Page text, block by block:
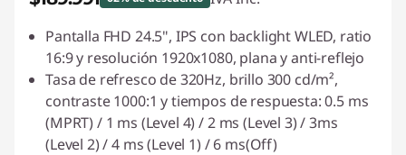
Ahorros instantáneos :-$310.000
Pantalla FHD 24.5", IPS con backlight WLED, ratio
16:9 y resolución 1920x1080, plana y anti-reflejo
Tasa de refresco de 320Hz, brillo 300 cd/m²,
contraste 1000:1 y tiempos de respuesta: 0.5 ms
(MPRT) / 1 ms (Level 4) / 2 ms (Level 3) / 3ms
(Level 2) / 4 ms (Level 1) / 6 ms(Off)